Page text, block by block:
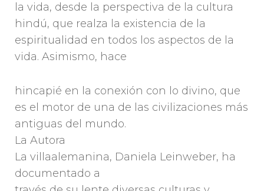
la vida, desde la perspectiva de la cultura
hindú, que realza la existencia de la
espiritualidad en todos los aspectos de la
vida. Asimismo, hace
hincapié en la conexión con lo divino, que
es el motor de una de las civilizaciones más
antiguas del mundo.
La Autora
La villaalemanina, Daniela Leinweber, ha
documentado a